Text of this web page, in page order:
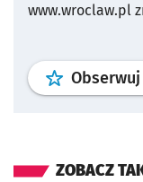
www.wroclaw.pl
Obserwuj
ZOBACZ